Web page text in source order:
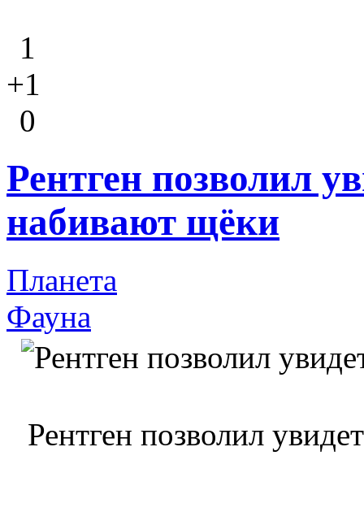
1
+1
0
Рентген позволил
набивают щёки
Планета
Фауна
Рентген позволил